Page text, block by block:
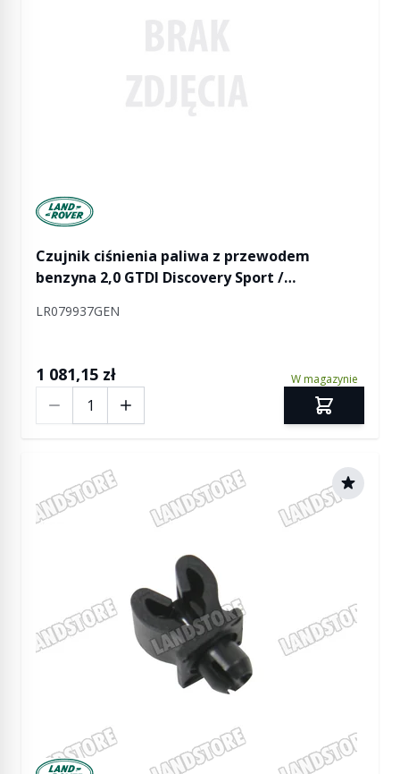
Manufactured by Land rover
Czujnik ciśnienia paliwa z przewodem
benzyna 2,0 GTDI Discovery Sport /
LR079937GEN
1 081,15 zł W magazynie
Manufactured by Land rover